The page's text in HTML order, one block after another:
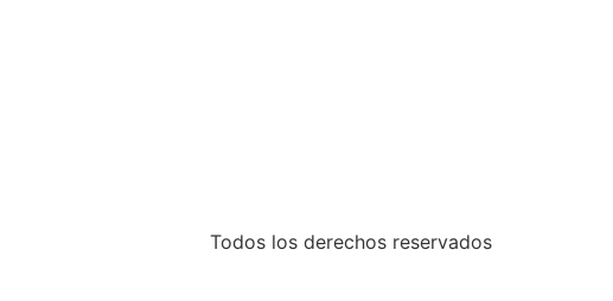
Todos los derechos reservados